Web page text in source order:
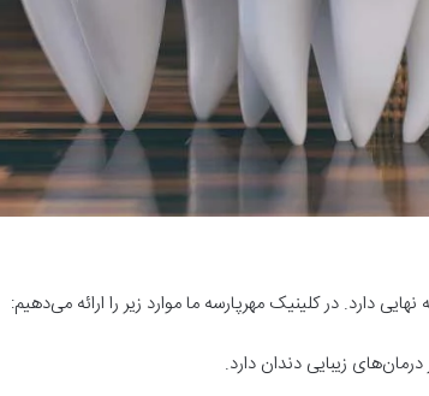
دارد. در کلینیک مهرپارسه ما موارد زیر را ارائه می‌دهیم:
زیبایی دندان دارد.